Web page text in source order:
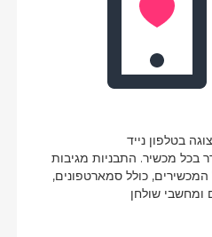
בטלפון נייד
בכל מכשיר. התבניות מגיבות
ב 100% לכל המכשירים, כולל סמארטפונים,